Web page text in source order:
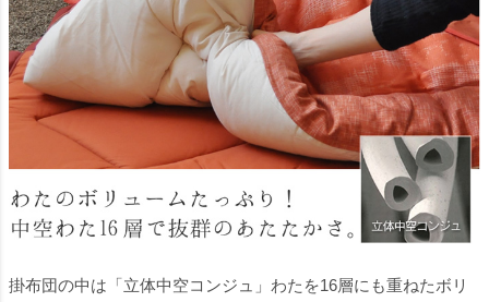
掛布団の中は「立体中空コンジュ」わたを16層にも重ねたボリ